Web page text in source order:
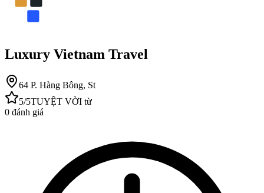
Luxury Vietnam Travel
64 P. Hàng Bông, St
5/5TUYỆT VỜI từ
0 đánh giá